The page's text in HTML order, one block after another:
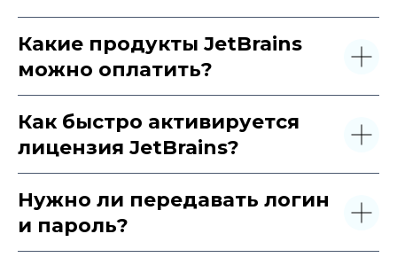
Какие продукты JetBrains
можно оплатить?
Как быстро активируется
лицензия JetBrains?
Нужно ли передавать логин
и пароль?